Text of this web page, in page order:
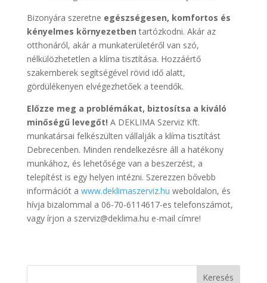
Bizonyára szeretne egészségesen, komfortos és
kényelmes környezetben tartózkodni. Akár az
otthonáról, akár a munkaterületéről van szó,
nélkülözhetetlen a klíma tisztítása. Hozzáértő
szakemberek segítségével rövid idő alatt,
gördülékenyen elvégezhetőek a teendők.
Előzze meg a problémákat, biztosítsa a kiváló
minőségű levegőt! A DEKLIMA Szerviz Kft.
munkatársai felkészülten vállalják a klíma tisztítást
Debrecenben. Minden rendelkezésre áll a hatékony
munkához, és lehetősége van a beszerzést, a
telepítést is egy helyen intézni. Szerezzen bővebb
információt a www.deklimaszerviz.hu weboldalon, és
hívja bizalommal a 06-70-6114617-es telefonszámot,
vagy írjon a szerviz@deklima.hu e-mail címre!